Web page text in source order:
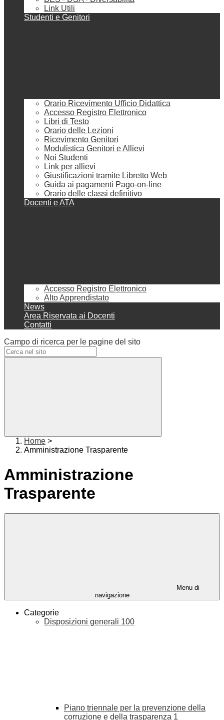
Link Utili
Studenti e Genitori
Orario Ricevimento Ufficio Didattica
Accesso Registro Elettronico
Libri di Testo
Orario delle Lezioni
Ricevimento Genitori
Modulistica Genitori e Allievi
Noi Studenti
Link per allievi
Giustificazioni tramite Libretto Web
Guida ai pagamenti Pago-on-line
Orario delle classi definitivo
Docenti e ATA
Accesso Registro Elettronico
Alto Apprendistato
News
Area Riservata ai Docenti
Contatti
Campo di ricerca per le pagine del sito
Home >
Amministrazione Trasparente
Amministrazione
Trasparente
Menu di
navigazione
Categorie
Disposizioni generali 100
Piano triennale per la prevenzione della
corruzione e della trasparenza 1